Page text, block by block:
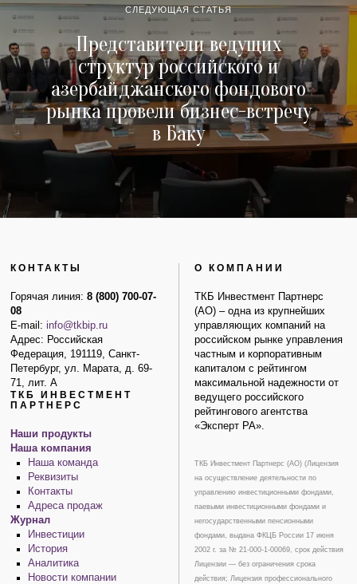
СЛЕДУЮЩАЯ СТАТЬЯ
Представители ведущих
структур российского и
азербайджанского фондового
рынка провели бизнес-встречу
в Баку
КОНТАКТЫ
Горячая линия:8 (800) 700-07-
08
E-mail:info@tkbip.ru
Адрес: Российская
Федерация, 191119, Санкт-
Петербург, ул. Марата, д. 69-
71, лит. А
ТКБ ИНВЕСТМЕНТ
ПАРТНЕРС
Наши продукты
Наша компания
Наша команда
Реквизиты
Контакты
Адреса продаж
Журнал
Инвестиции
История
Аналитика
Новости компании
О КОМПАНИИ
ТКБ Инвестмент Партнерс
(АО) – одна из крупнейших
управляющих компаний на
российском рынке управления
частным и корпоративным
капиталом с рейтингом
максимальной надежности от
ведущего российского
рейтингового агентства
«Эксперт РА».
ТКБ Инвестмент Партнерс (АО) (Лицензия
на осуществление деятельности по
управлению инвестиционными фондами,
паевыми инвестиционными фондами и
негосударственными пенсионными
фондами, выдана ФКЦБ России 17 июня
2002 г. за № 21-000-1-00069, срок действия
Лицензии — без ограничения срока
действия; Лицензия профессионального